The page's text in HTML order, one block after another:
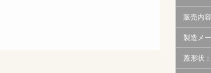
販売内容
製造メ
蓋形状：